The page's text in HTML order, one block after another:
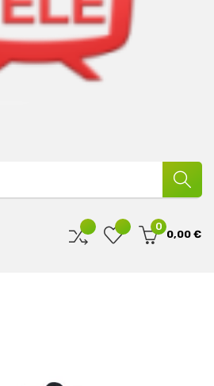
0
0,00 €